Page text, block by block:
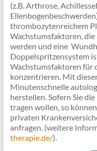
(z.B. Arthrose,
thrombozytenreichem
Wachstumsfaktoren,
werden und eine
Doppelspritzensystem
Wachstumsfaktoren für
konzentrieren. Mit
Minutenschnelle
herstellen. Sofern Sie
tragen wollen, so
privaten
anfragen. (weitere
therapie.de/).